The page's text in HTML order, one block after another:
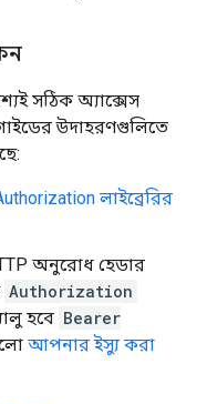
সঠিক অ্যাক্সেস
উদাহরণগুলিতে
লাইব্রেরির
অনুরোধ হেডার
Authorization
হবে Bearer
আপনার ইস্যু করা